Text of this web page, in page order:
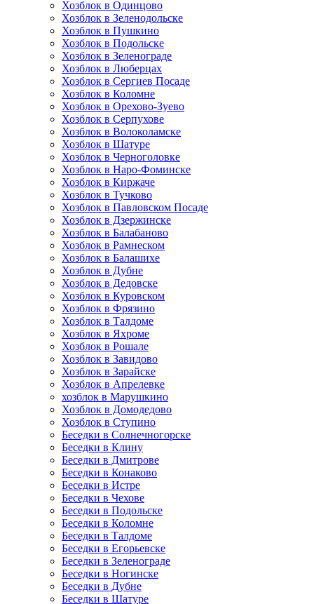
Хозблок в Одинцово
Хозблок в Зеленодольске
Хозблок в Пушкино
Хозблок в Подольске
Хозблок в Зеленограде
Хозблок в Люберцах
Хозблок в Сергиев Посаде
Хозблок в Коломне
Хозблок в Орехово-Зуево
Хозблок в Серпухове
Хозблок в Волоколамске
Хозблок в Шатуре
Хозблок в Черноголовке
Хозблок в Наро-Фоминске
Хозблок в Киржаче
Хозблок в Тучково
Хозблок в Павловском Посаде
Хозблок в Дзержинске
Хозблок в Балабаново
Хозблок в Рамнеском
Хозблок в Балашихе
Хозблок в Дубне
Хозблок в Дедовске
Хозблок в Куровском
Хозблок в Фрязино
Хозблок в Талдоме
Хозблок в Яхроме
Хозблок в Рошале
Хозблок в Завидово
Хозблок в Зарайске
Хозблок в Апрелевке
хозблок в Марушкино
Хозблок в Домодедово
Хозблок в Ступино
Беседки в Солнечногорске
Беседки в Клину
Беседки в Дмитрове
Беседки в Конаково
Беседки в Истре
Беседки в Чехове
Беседки в Подольске
Беседки в Коломне
Беседки в Талдоме
Беседки в Егорьевске
Беседки в Зеленограде
Беседки в Ногинске
Беседки в Дубне
Беседки в Шатуре